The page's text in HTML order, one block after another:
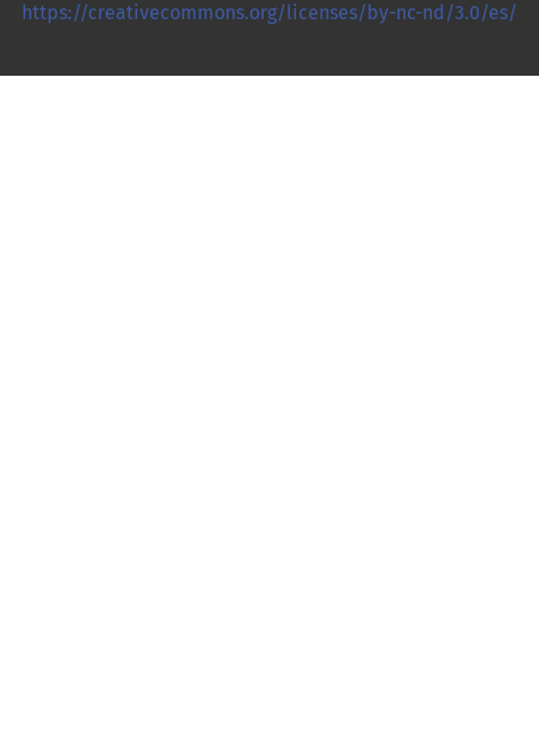
https://creativecommons.org/licenses/by-nc-nd/3.0/es/